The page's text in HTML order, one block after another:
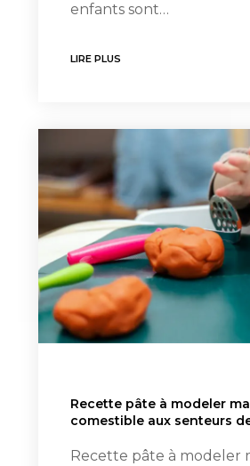
enfants sont…
LIRE PLUS
Recette pâte à modeler
comestible aux senteurs
Recette pâte à modeler